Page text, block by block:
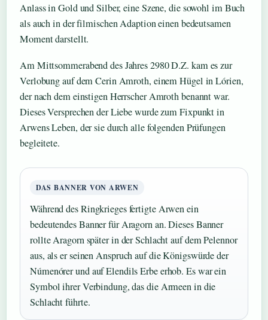
Anlass in Gold und Silber, eine Szene, die sowohl im Buch
als auch in der filmischen Adaption einen bedeutsamen
Moment darstellt.
Am Mittsommerabend des Jahres 2980 D.Z. kam es zur
Verlobung auf dem Cerin Amroth, einem Hügel in Lórien,
der nach dem einstigen Herrscher Amroth benannt war.
Dieses Versprechen der Liebe wurde zum Fixpunkt in
Arwens Leben, der sie durch alle folgenden Prüfungen
begleitete.
DAS BANNER VON ARWEN
Während des Ringkrieges fertigte Arwen ein
bedeutendes Banner für Aragorn an. Dieses Banner
rollte Aragorn später in der Schlacht auf dem Pelennor
aus, als er seinen Anspruch auf die Königswürde der
Númenórer und auf Elendils Erbe erhob. Es war ein
Symbol ihrer Verbindung, das die Armeen in die
Schlacht führte.